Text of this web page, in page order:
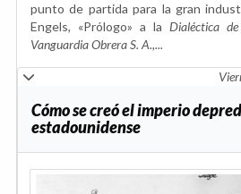
punto de partida para la gran
Engels, «Prólogo» a la Dialéctica
Vanguardia Obrera S. A.,...
Cómo se creó el imperio
estadounidense